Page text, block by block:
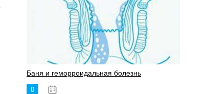
Баня и геморроидальная болезнь
0